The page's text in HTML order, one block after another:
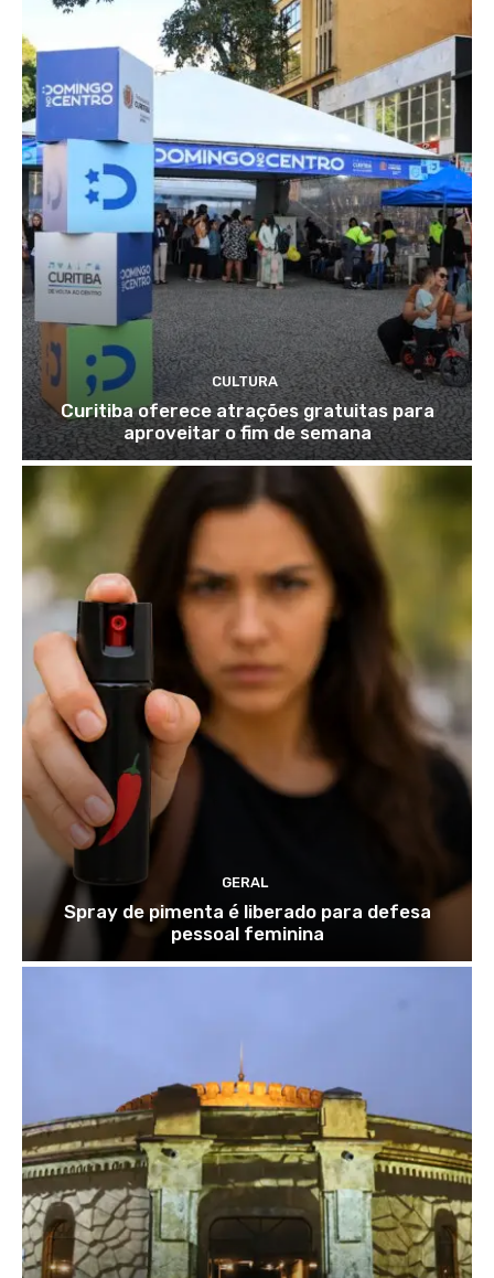
CULTURA
Curitiba oferece atrações gratuitas para
aproveitar o fim de semana
GERAL
Spray de pimenta é liberado para defesa
pessoal feminina